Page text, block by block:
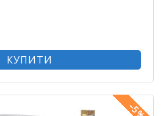
КУПИТИ